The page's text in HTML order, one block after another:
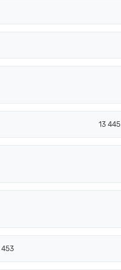
13 445
453